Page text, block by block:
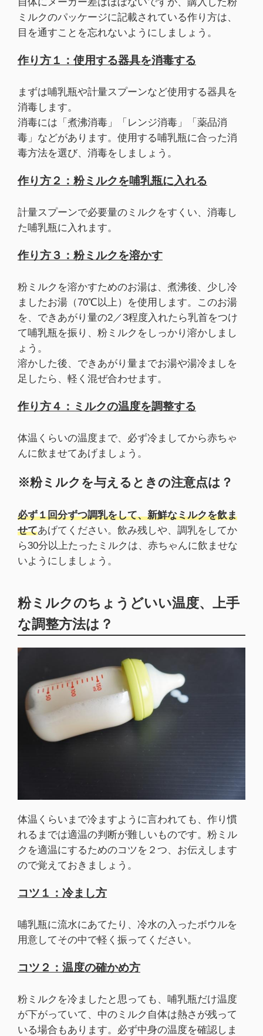
ミルクのパッケージに記載されている作り方は、
目を通すことを忘れないようにしましょう。
作り方１：使用する器具を消毒する
まずは哺乳瓶や計量スプーンなど使用する器具を
消毒します。
消毒には「煮沸消毒」「レンジ消毒」「薬品消
毒」などがあります。使用する哺乳瓶に合った消
毒方法を選び、消毒をしましょう。
作り方２：粉ミルクを哺乳瓶に入れる
計量スプーンで必要量のミルクをすくい、消毒し
た哺乳瓶に入れます。
作り方３：粉ミルクを溶かす
粉ミルクを溶かすためのお湯は、煮沸後、少し冷
ましたお湯（70℃以上）を使用します。このお湯
を、できあがり量の2／3程度入れたら乳首をつけ
て哺乳瓶を振り、粉ミルクをしっかり溶かしまし
ょう。
溶かした後、できあがり量までお湯や湯冷ましを
足したら、軽く混ぜ合わせます。
作り方４：ミルクの温度を調整する
体温くらいの温度まで、必ず冷ましてから赤ちゃ
んに飲ませてあげましょう。
※粉ミルクを与えるときの注意点は？
必ず１回分ずつ調乳をして、新鮮なミルクを飲ま
せてあげてください。飲み残しや、調乳をしてか
ら30分以上たったミルクは、赤ちゃんに飲ませな
いようにしましょう。
粉ミルクのちょうどいい温度、上手
な調整方法は？
体温くらいまで冷ますように言われても、作り慣
れるまでは適温の判断が難しいものです。粉ミル
クを適温にするためのコツを２つ、お伝えします
ので覚えておきましょう。
コツ１：冷まし方
哺乳瓶に流水にあてたり、冷水の入ったボウルを
用意してその中で軽く振ってください。
コツ２：温度の確かめ方
粉ミルクを冷ましたと思っても、哺乳瓶だけ温度
が下がっていて、中のミルク自体は熱さが残って
いる場合もあります。必ず中身の温度を確認しま